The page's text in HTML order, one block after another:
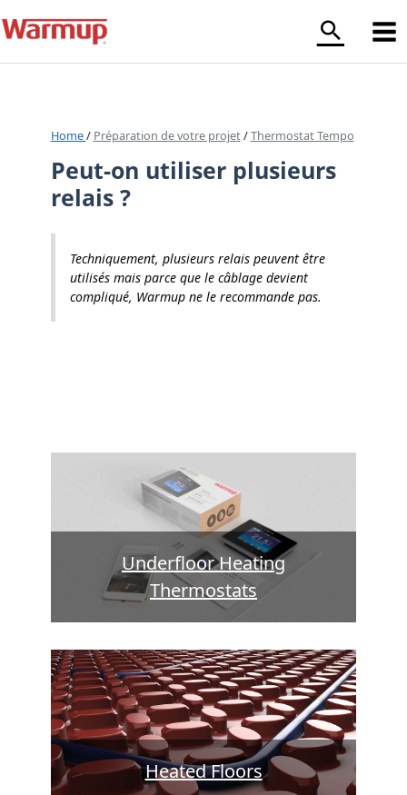
au
contenu
Home/ Préparation de votre projet/Thermostat Tempo
Peut-on utiliser plusieurs
relais ?
Techniquement, plusieurs relaispeuvent être
utilisés mais parce que le câblage devient
compliqué, Warmup ne le recommande pas.
Underfloor Heating
Thermostats
Heated Floors